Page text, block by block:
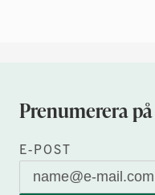
Prenumerera
E-POST